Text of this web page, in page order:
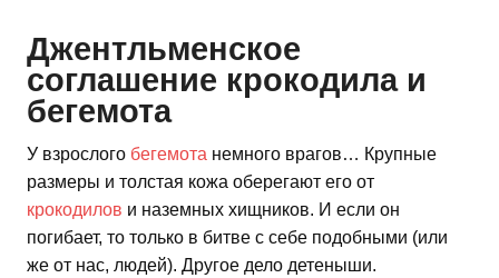
Джентльменское
соглашение крокодила и
бегемота
У взрослого бегемота немного врагов… Крупные
размеры и толстая кожа оберегают его от
крокодилов и наземных хищников. И если он
погибает, то только в битве с себе подобными (или
же от нас, людей). Другое дело детеныши.